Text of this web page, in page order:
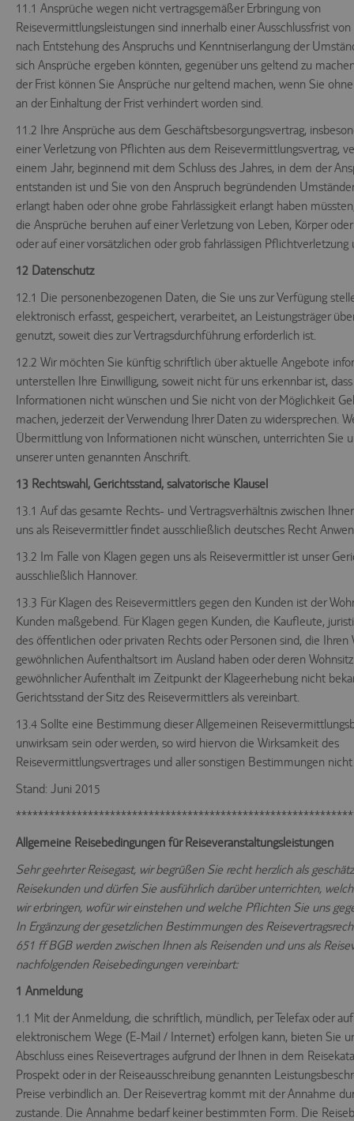
11.1 Ansprüche wegen nicht vertragsgemäßer Erbringung von
Reisevermittlungsleistungen sind innerhalb einer Ausschlussfrist
nach Entstehung des Anspruchs und Kenntniserlangung der
sich Ansprüche ergeben könnten, gegenüber uns geltend zu
der Frist können Sie Ansprüche nur geltend machen, wenn Sie
an der Einhaltung der Frist verhindert worden sind.
11.2 Ihre Ansprüche aus dem Geschäftsbesorgungsvertrag,
einer Verletzung von Pflichten aus dem Reisevermittlungsvertrag,
einem Jahr, beginnend mit dem Schluss des Jahres, in dem der
entstanden ist und Sie von den Anspruch begründenden
erlangt haben oder ohne grobe Fahrlässigkeit erlangt haben
die Ansprüche beruhen auf einer Verletzung von Leben, Körper
oder auf einer vorsätzlichen oder grob fahrlässigen Pflichtverletzung
12 Datenschutz
12.1 Die personenbezogenen Daten, die Sie uns zur Verfügung
elektronisch erfasst, gespeichert, verarbeitet, an Leistungsträger
genutzt, soweit dies zur Vertragsdurchführung erforderlich ist.
12.2 Wir möchten Sie künftig schriftlich über aktuelle Angebote
unterstellen Ihre Einwilligung, soweit nicht für uns erkennbar ist,
Informationen nicht wünschen und Sie nicht von der Möglichkeit
machen, jederzeit der Verwendung Ihrer Daten zu widersprechen.
Übermittlung von Informationen nicht wünschen, unterrichten Sie
unserer unten genannten Anschrift.
13 Rechtswahl, Gerichtsstand, salvatorische Klausel
13.1 Auf das gesamte Rechts- und Vertragsverhältnis zwischen
uns als Reisevermittler findet ausschließlich deutsches Recht
13.2 Im Falle von Klagen gegen uns als Reisevermittler ist unser
ausschließlich Hannover.
13.3 Für Klagen des Reisevermittlers gegen den Kunden ist der
Kunden maßgebend. Für Klagen gegen Kunden, die Kaufleute,
des öffentlichen oder privaten Rechts oder Personen sind, die Ihren
gewöhnlichen Aufenthaltsort im Ausland haben oder deren
gewöhnlicher Aufenthalt im Zeitpunkt der Klageerhebung nicht
Gerichtsstand der Sitz des Reisevermittlers als vereinbart.
13.4 Sollte eine Bestimmung dieser Allgemeinen
unwirksam sein oder werden, so wird hiervon die Wirksamkeit des
Reisevermittlungsvertrages und aller sonstigen Bestimmungen
Stand: Juni 2015
Allgemeine Reisebedingungen für Reiseveranstaltungsleistungen
Sehr geehrter Reisegast, wir begrüßen Sie recht herzlich als
Reisekunden und dürfen Sie ausführlich darüber unterrichten,
wir erbringen, wofür wir einstehen und welche Pflichten Sie uns
In Ergänzung der gesetzlichen Bestimmungen des
651 ff BGB werden zwischen Ihnen als Reisenden und uns als
nachfolgenden Reisebedingungen vereinbart:
1 Anmeldung
1.1 Mit der Anmeldung, die schriftlich, mündlich, per Telefax oder auf
elektronischem Wege (E-Mail / Internet) erfolgen kann, bieten Sie
Abschluss eines Reisevertrages aufgrund der Ihnen in dem
Prospekt oder in der Reiseausschreibung genannten
Preise verbindlich an. Der Reisevertrag kommt mit der Annahme
zustande. Die Annahme bedarf keiner bestimmten Form. Die